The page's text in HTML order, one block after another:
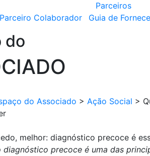
Parceiros
Parceiro Colaborador
Guia de
do
do Associado > Ação Social >
melhor: diagnóstico precoce é
diagnóstico precoce é uma das